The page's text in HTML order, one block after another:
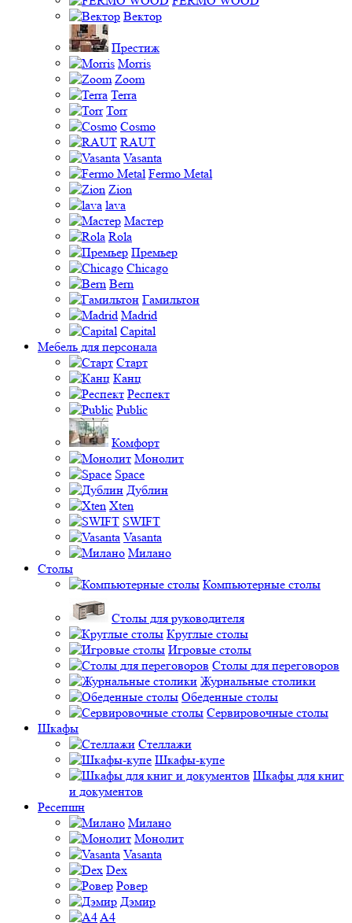
Вектор
Престиж
Morris
Zoom
Terra
Torr
Cosmo
RAUT
Vasanta
Fermo Metal
Zion
lava
Мастер
Rola
Премьер
Chicago
Bern
Гамильтон
Madrid
Capital
Мебель для персонала
Старт
Канц
Респект
Public
Комфорт
Монолит
Space
Дублин
Xten
SWIFT
Vasanta
Милано
Столы
Компьютерные столы
Столы для руководителя
Круглые столы
Игровые столы
Столы для переговоров
Журнальные столики
Обеденные столы
Сервировочные столы
Шкафы
Стеллажи
Шкафы-купе
Шкафы для книг
и документов
Ресепшн
Милано
Монолит
Vasanta
Dex
Ровер
Дэмир
A4